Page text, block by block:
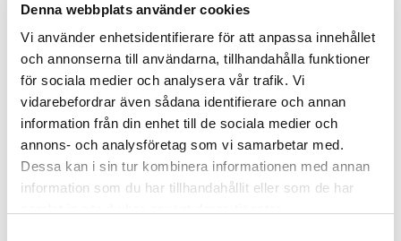
Denna webbplats använder cookies
Vi använder enhetsidentifierare för att anpassa innehållet
och annonserna till användarna, tillhandahålla funktioner
för sociala medier och analysera vår trafik. Vi
vidarebefordrar även sådana identifierare och annan
information från din enhet till de sociala medier och
annons- och analysföretag som vi samarbetar med.
Dessa kan i sin tur kombinera informationen med annan
information som du har tillhandahållit eller som de har